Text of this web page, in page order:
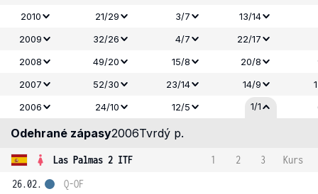
2010
21/29 3/7 13/14
2009
32/26 4/7
22/17
2008
49/20 15/8 20/8
2007
52/30 23/14 14/9
2006
24/10 12/5 1/1
Odehrané zápasy2006Tvrdý p.
Las Palmas 2 ITF 1 2 3
Kurs
26.02.
Q-OF